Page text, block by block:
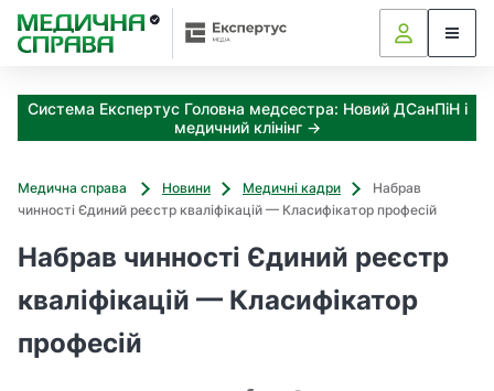
Система Експертус Головна медсестра: Новий ДСанПіН і
медичний клінінг →
Медична справа Новини Медичні кадри
Набрав
чинності Єдиний реєстр кваліфікацій — Класифікатор професій
Набрав чинності Єдиний реєстр
кваліфікацій — Класифікатор
професій
З
а
к
з
о
и
о
н